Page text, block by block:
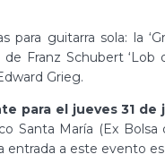
para guitarra sola: la
Franz Schubert ‘Lob
Grieg.
para el jueves 31
Santa María (Ex
entrada a este evento